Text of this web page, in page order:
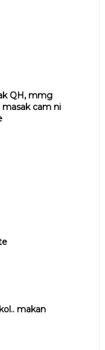
QH, mmg
cam ni
makan